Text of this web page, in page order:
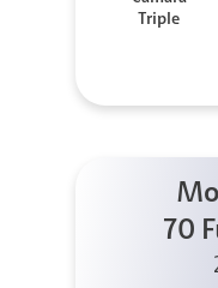
Triple
70